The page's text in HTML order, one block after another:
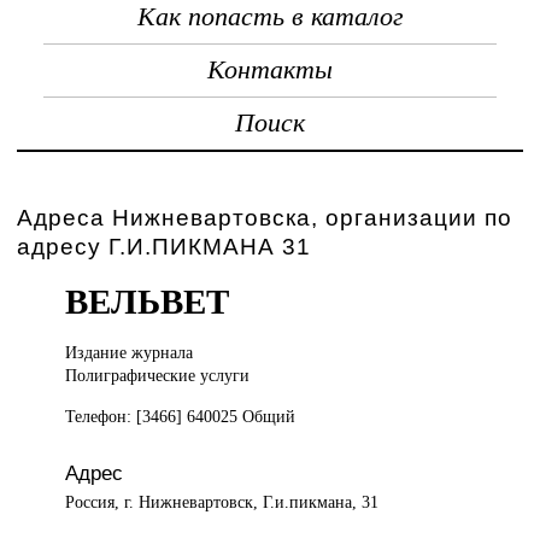
Как попасть в каталог
Контакты
Поиск
Адреса Нижневартовска, организации по
адресу Г.И.ПИКМАНА 31
ВЕЛЬВЕТ
Издание журнала
Полиграфические услуги
Телефон: [3466] 640025 Общий
Адрес
Россия, г. Нижневартовск, Г.и.пикмана, 31